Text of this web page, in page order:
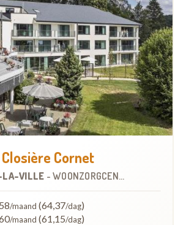
Cornet
LA-VILLE - WOONZORGCENTRUM (WZC)
/maand (64,37/dag)
/maand (61,15/dag)